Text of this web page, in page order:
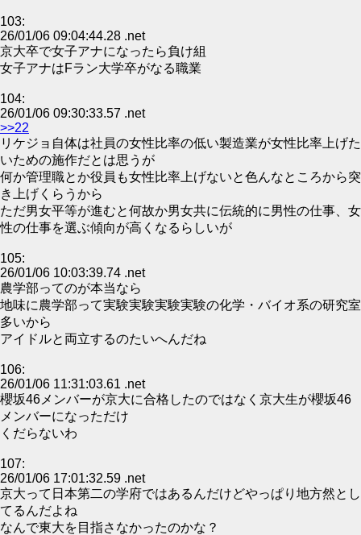
103:
26/01/06 09:04:44.28 .net
京大卒で女子アナになったら負け組
女子アナはFラン大学卒がなる職業
104:
26/01/06 09:30:33.57 .net
>>22
リケジョ自体は社員の女性比率の低い製造業が女性比率上げた
いための施作だとは思うが
何か管理職とか役員も女性比率上げないと色んなところから突
き上げくらうから
ただ男女平等が進むと何故か男女共に伝統的に男性の仕事、女
性の仕事を選ぶ傾向が高くなるらしいが
105:
26/01/06 10:03:39.74 .net
農学部ってのが本当なら
地味に農学部って実験実験実験実験の化学・バイオ系の研究室
多いから
アイドルと両立するのたいへんだね
106:
26/01/06 11:31:03.61 .net
櫻坂46メンバーが京大に合格したのではなく京大生が櫻坂46
メンバーになっただけ
くだらないわ
107:
26/01/06 17:01:32.59 .net
京大って日本第二の学府ではあるんだけどやっぱり地方然とし
てるんだよね
なんで東大を目指さなかったのかな？